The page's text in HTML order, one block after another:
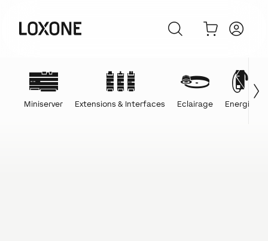
Miniserver Extensions & Interfaces Eclairage Energie